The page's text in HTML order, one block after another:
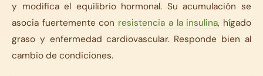
y modifica el equilibrio hormonal. Su acumulación se
asocia fuertemente con resistencia a la insulina, hígado
graso y enfermedad cardiovascular. Responde bien al
cambio de condiciones.